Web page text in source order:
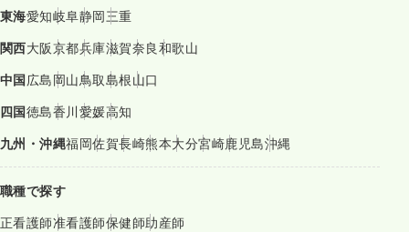
東海愛知岐阜静岡三重
関西大阪京都兵庫滋賀奈良和歌山
中国広島岡山鳥取島根山口
四国徳島香川愛媛高知
九州・沖縄福岡佐賀長崎熊本大分宮崎鹿児島沖縄
職種で探す
正看護師准看護師保健師助産師